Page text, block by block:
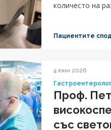
количесто на
Пациентите
4 юни 2026
Проф.
със